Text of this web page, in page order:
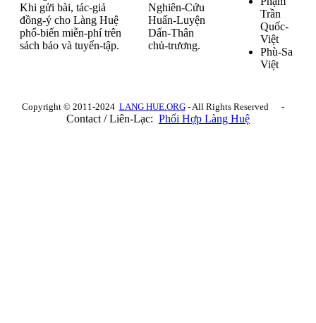
Khi gửi bài, tác-giả
đồng-ý cho Làng Huệ
phổ-biến miễn-phí trên
sách báo và tuyển-tập.
Nghiên-Cứu
Huấn-Luyện
Dấn-Thân
chủ-trương.
Trần
Quốc-
Việt
Phù-Sa
Việt
Copyright © 2011-2024 LANG HUE.ORG- All Rights Reserved -
Contact / Liên-Lạc: Phối Hợp Làng Huệ